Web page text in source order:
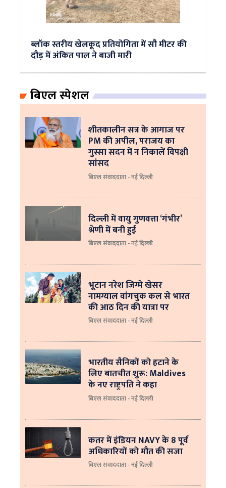
ब्लॉक स्तरीय खेलकूद प्रतियोगिता में सौ मीटर की
दौड़ में अंकित पाल ने बाजी मारी
बिएल स्पेशल
शीतकालीन सत्र के आगाज पर
PM की अपील, पराजय का
गुस्सा सदन में न निकालें विपक्षी
सांसद
बिएल संवाददाता - नई दिल्ली
दिल्ली में वायु गुणवत्ता ‘गंभीर’
श्रेणी में बनी हुई
बिएल संवाददाता - नई दिल्ली
भूटान नरेश जिग्मे खेसर
नामग्याल वांगचुक कल से भारत
की आठ दिन की यात्रा पर
बिएल संवाददाता - नई दिल्ली
भारतीय सैनिकों को हटाने के
लिए बातचीत शुरू: Maldives
के नए राष्ट्रपति ने कहा
बिएल संवाददाता - नई दिल्‍ली
कतर में इंडियन NAVY के 8 पूर्व
अधिकारियों को मौत की सजा
बिएल संवाददाता - नई दिल्ली